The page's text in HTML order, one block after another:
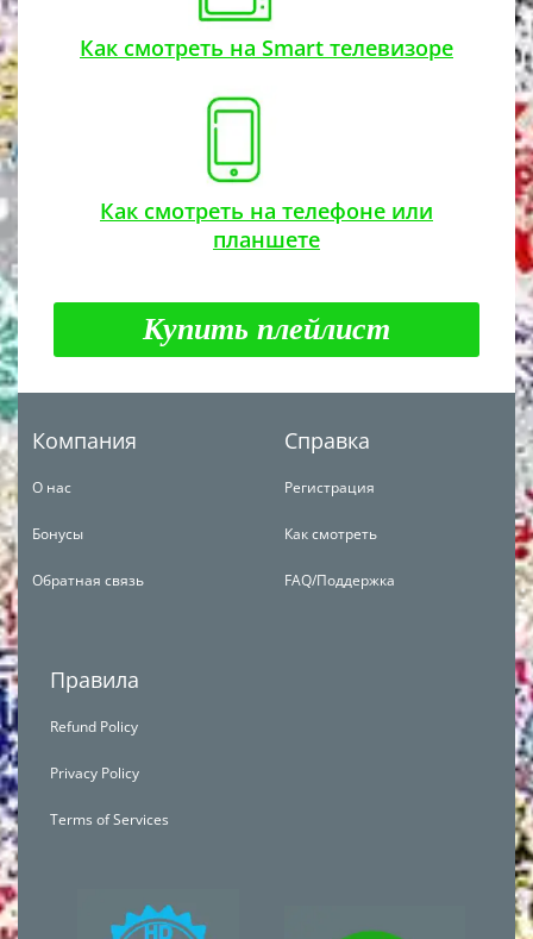
Как смотреть на Smart телевизоре
Как смотреть на телефоне или
планшете
Купить плейлист
Компания
О нас
Бонусы
Обратная связь
Справка
Регистрация
Как смотреть
FAQ/Поддержка
Правила
Refund Policy
Privacy Policy
Terms of Services